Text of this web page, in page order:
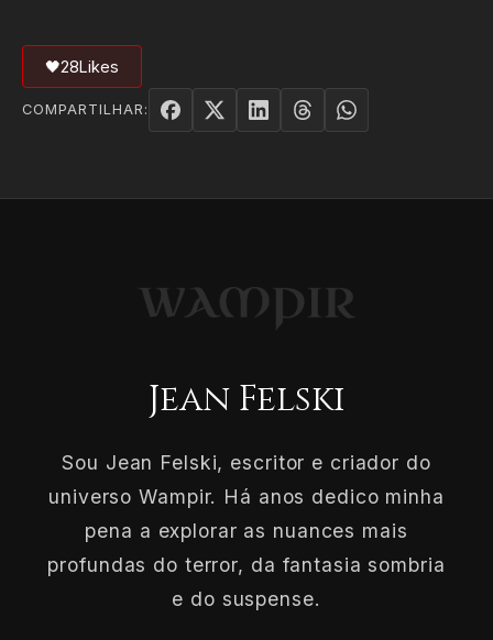
🖤28Likes
COMPARTILHAR:
Jean Felski
Sou Jean Felski, escritor e criador do
universo Wampir. Há anos dedico minha
pena a explorar as nuances mais
profundas do terror, da fantasia sombria
e do suspense.